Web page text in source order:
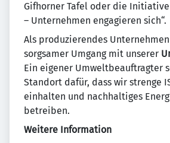
Gifhorner Tafel oder die Initiative
– Unternehmen engagieren sich“.
Als produzierendes
sorgsamer Umgang mit unserer
Ein eigener Umweltbeauftragter
Standort dafür, dass wir strenge
einhalten und nachhaltiges
betreiben.
Weitere Information